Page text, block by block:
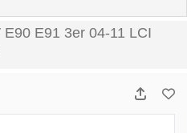
E91 3er 04-11 LCI